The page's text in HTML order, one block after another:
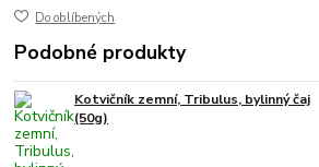
Do oblíbených
Podobné produkty
Kotvičník zemní, Tribulus, bylinný čaj
(50g)